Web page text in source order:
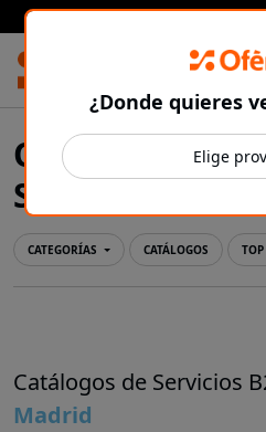
Prensa Ibérica
Ofertas y
Servicios B2B en
CATEGORÍAS CATÁLOGOS
Catálogos de Servicios
Madrid
¿Donde quieres